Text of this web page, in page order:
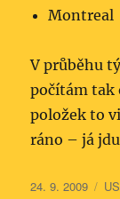
Montreal
V průběhu
počítám tak
položek to
ráno – já
Publikováno:
24. 9. 2009